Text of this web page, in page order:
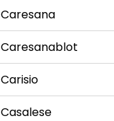
Caresana
Caresanablot
Carisio
Casalese